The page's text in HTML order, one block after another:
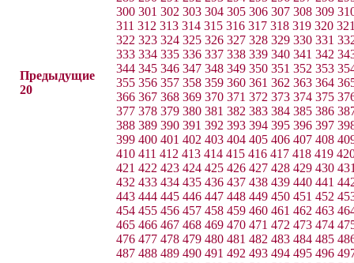
Предыдущие
20
300 301 302 303 304 305 306 307 308 309
311 312 313 314 315 316 317 318 319 320
322 323 324 325 326 327 328 329 330 331
333 334 335 336 337 338 339 340 341 342
344 345 346 347 348 349 350 351 352 353
355 356 357 358 359 360 361 362 363 364
366 367 368 369 370 371 372 373 374 375
377 378 379 380 381 382 383 384 385 386
388 389 390 391 392 393 394 395 396 397
399 400 401 402 403 404 405 406 407 408
410 411 412 413 414 415 416 417 418 419
421 422 423 424 425 426 427 428 429 430
432 433 434 435 436 437 438 439 440 441
443 444 445 446 447 448 449 450 451 452
454 455 456 457 458 459 460 461 462 463
465 466 467 468 469 470 471 472 473 474
476 477 478 479 480 481 482 483 484 485
487 488 489 490 491 492 493 494 495 496